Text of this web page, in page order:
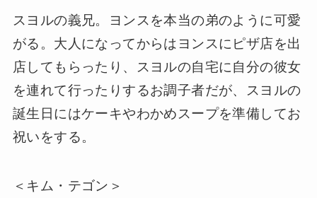
スヨルの義兄。ヨンスを本当の弟のように可愛
がる。大人になってからはヨンスにピザ店を出
店してもらったり、スヨルの自宅に自分の彼女
を連れて行ったりするお調子者だが、スヨルの
誕生日にはケーキやわかめスープを準備してお
祝いをする。
＜キム・テゴン＞